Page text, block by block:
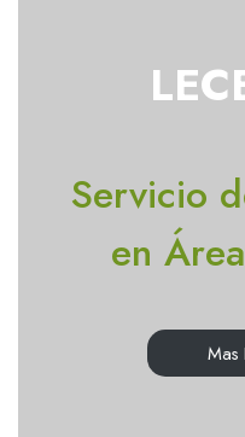
Servicio
en
Mas